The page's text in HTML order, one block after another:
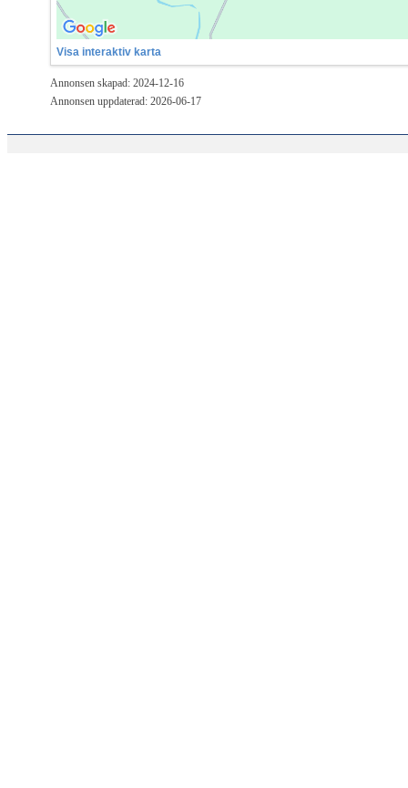
Visa interaktiv karta
Annonsen skapad: 2024-12-16
Annonsen uppdaterad: 2026-06-17